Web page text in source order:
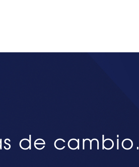
de cambio.